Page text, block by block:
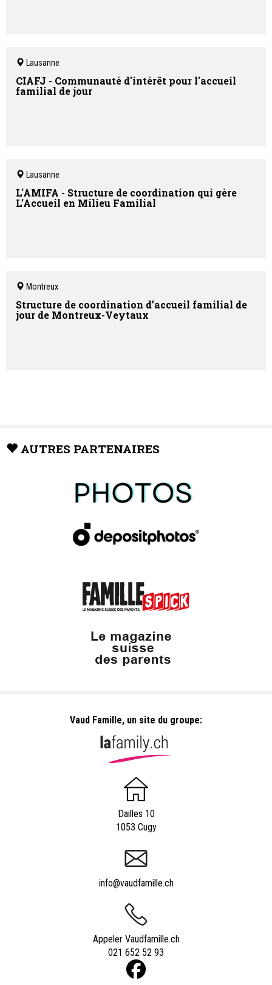
Lausanne
CIAFJ - Communauté d'intérêt pour l'accueil
familial de jour
Lausanne
L'AMIFA - Structure de coordination qui gère
L’Accueil en Milieu Familial
Montreux
Structure de coordination d’accueil familial de
jour de Montreux-Veytaux
AUTRES PARTENAIRES
Vaud Famille, un site du groupe:
Dailles 10
1053 Cugy
info@vaudfamille.ch
Appeler Vaudfamille.ch
021 652 52 93